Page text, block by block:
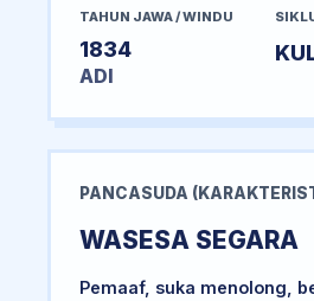
TAHUN JAWA / WINDU
1834
ADI
PANCASUDA
WASESA SEGARA
Pemaaf, suka menolong,